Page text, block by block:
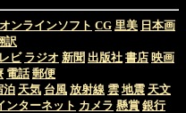
オンラインソフト CG 里美 日本画
訳
ビ ラジオ 新聞 出版社 書店 映画
電話 郵便
泊 天気 台風 放射線 雲 地震 天文
ンターネット カメラ 懸賞 銀行